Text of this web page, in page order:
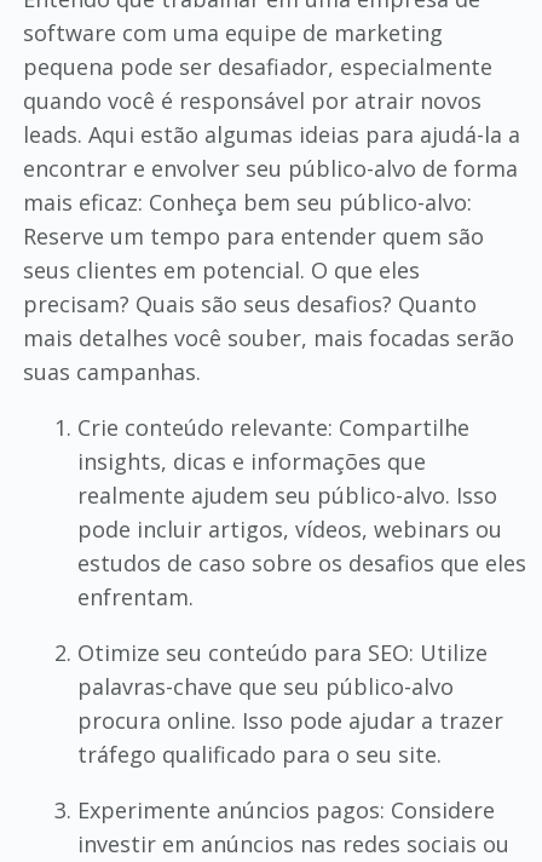
software com uma equipe de marketing
pequena pode ser desafiador, especialmente
quando você é responsável por atrair novos
leads. Aqui estão algumas ideias para ajudá-la a
encontrar e envolver seu público-alvo de forma
mais eficaz: Conheça bem seu público-alvo:
Reserve um tempo para entender quem são
seus clientes em potencial. O que eles
precisam? Quais são seus desafios? Quanto
mais detalhes você souber, mais focadas serão
suas campanhas.
Crie conteúdo relevante: Compartilhe
insights, dicas e informações que
realmente ajudem seu público-alvo. Isso
pode incluir artigos, vídeos, webinars ou
estudos de caso sobre os desafios que eles
enfrentam.
Otimize seu conteúdo para SEO: Utilize
palavras-chave que seu público-alvo
procura online. Isso pode ajudar a trazer
tráfego qualificado para o seu site.
Experimente anúncios pagos: Considere
investir em anúncios nas redes sociais ou